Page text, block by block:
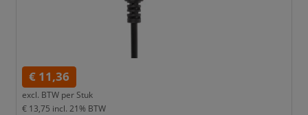
€ 11,36
excl. BTW per Stuk
€ 13,75 incl. 21% BTW